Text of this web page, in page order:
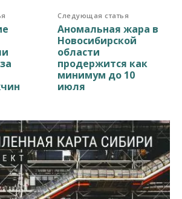
Следующая статья
Аномальная жара в
Новосибирской
области
продержится как
минимум до 10
июля